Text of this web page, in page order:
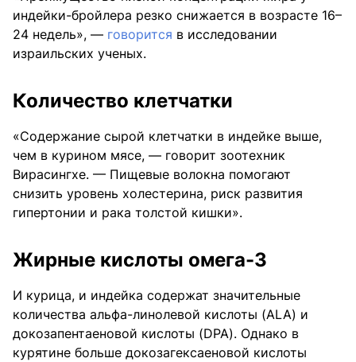
индейки-бройлера резко снижается в возрасте 16–
24 недель», — говорится в исследовании
израильских ученых.
Количество клетчатки
«Содержание сырой клетчатки в индейке выше,
чем в курином мясе, — говорит зоотехник
Вирасингхе. — Пищевые волокна помогают
снизить уровень холестерина, риск развития
гипертонии и рака толстой кишки».
Жирные кислоты омега-3
И курица, и индейка содержат значительные
количества альфа-линолевой кислоты (ALA) и
докозапентаеновой кислоты (DPA). Однако в
курятине больше докозагексаеновой кислоты